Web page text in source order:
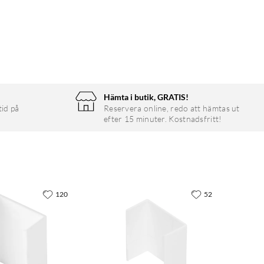
på
Hämta i butik, GRATIS!
Reservera online, redo att hämtas ut
efter 15 minuter. Kostnadsfritt!
120 52